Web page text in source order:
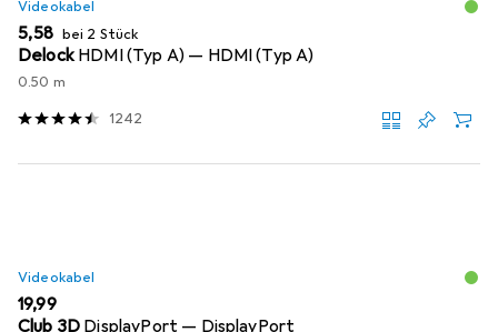
Videokabel
EUR
5,58 bei 2 Stück
Delock HDMI (Typ A) — HDMI (Typ A)
0.50 m
1242
Videokabel
EUR
19,99
Club 3D DisplayPort — DisplayPort